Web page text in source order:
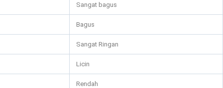
Sangat bagus
Bagus
Sangat Ringan
Licin
Rendah